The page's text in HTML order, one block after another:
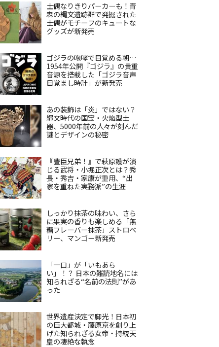
土偶なりきりパーカーも！青
森の縄文遺跡群で発掘された
土偶がモチーフのキュートな
グッズが新発売
ゴジラの咆哮で目覚める朝…
1954年公開『ゴジラ』の貴重
音源を搭載した「ゴジラ音声
目覚まし時計」が新発売
あの装飾は「炎」ではない？
縄文時代の国宝・火焔型土
器、5000年前の人々が刻んだ
謎とデザインの秘密
『豊臣兄弟！』で萩原護が演
じる武将・小堀正次とは？秀
長・秀吉・家康が重用、“出
家を重ねた実務派”の生涯
しっかり抹茶の味わい、さら
に果実の香りも楽しめる「無
糖フレーバー抹茶」ストロベ
リー、マンゴー新発売
「一口」が「いもあら
い」！？ 日本の難読地名には
知られざる“名前の法則”があ
った
世界遺産決定で脚光！日本初
の巨大都城・藤原京を創り上
げた知られざる女帝・持統天
皇の凄絶な執念